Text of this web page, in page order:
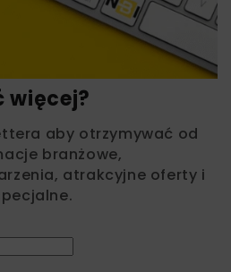
więcej?
aby otrzymywać od
branżowe,
atrakcyjne oferty i